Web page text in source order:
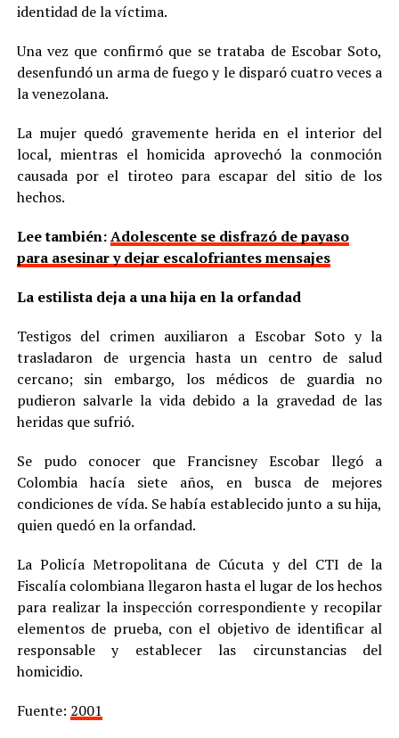
identidad de la víctima.
Una vez que confirmó que se trataba de Escobar Soto,
desenfundó un arma de fuego y le disparó cuatro veces a
la venezolana.
La mujer quedó gravemente herida en el interior del
local, mientras el homicida aprovechó la conmoción
causada por el tiroteo para escapar del sitio de los
hechos.
Lee también:Adolescente se disfrazó de payaso
para asesinar y dejar escalofriantes mensajes
La estilista deja a una hija en la orfandad
Testigos del crimen auxiliaron a Escobar Soto y la
trasladaron de urgencia hasta un centro de salud
cercano; sin embargo, los médicos de guardia no
pudieron salvarle la vida debido a la gravedad de las
heridas que sufrió.
Se pudo conocer que Francisney Escobar llegó a
Colombia hacía siete años, en busca de mejores
condiciones de vída. Se había establecido junto a su hija,
quien quedó en la orfandad.
La Policía Metropolitana de Cúcuta y del CTI de la
Fiscalía colombiana llegaron hasta el lugar de los hechos
para realizar la inspección correspondiente y recopilar
elementos de prueba, con el objetivo de identificar al
responsable y establecer las circunstancias del
homicidio.
Fuente: 2001